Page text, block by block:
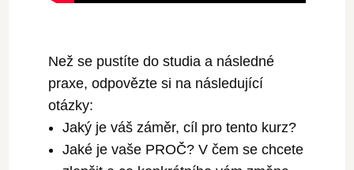
Než se pustíte do studia a následné
praxe, odpovězte si na následující
otázky:
Jaký je váš záměr, cíl pro tento kurz?
Jaké je vaše PROČ? V čem se chcete